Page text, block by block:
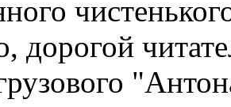
дорогой